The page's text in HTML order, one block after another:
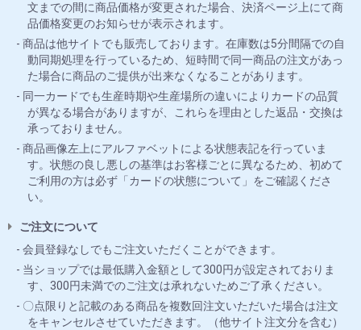
文までの間に商品価格が変更された場合、決済ページ上にて商
品価格変更のお知らせが表示されます。
商品は他サイトでも販売しております。在庫数は5分間隔での自
動同期処理を行っているため、短時間で同一商品の注文があっ
た場合に商品のご提供が出来なくなることがあります。
同一カードでも生産時期や生産場所の違いによりカードの品質
が異なる場合がありますが、これらを理由とした返品・交換は
承っておりません。
商品画像左上にアルファベットによる状態表記を行っていま
す。状態の良し悪しの基準はお客様ごとに異なるため、初めて
ご利用の方は必ず「カードの状態について」をご確認くださ
い。
ご注文について
会員登録なしでもご注文いただくことができます。
当ショップでは最低購入金額として300円が設定されておりま
す、300円未満でのご注文は承れないためご了承ください。
〇点限りと記載のある商品を複数回注文いただいた場合は注文
をキャンセルさせていただきます。（他サイト注文分を含む）